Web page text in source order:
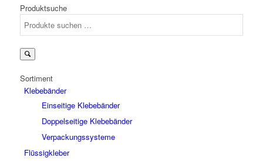
Produktsuche
Sortiment
Klebebänder
Einseitige Klebebänder
Doppelseitige Klebebänder
Verpackungssysteme
Flüssigkleber